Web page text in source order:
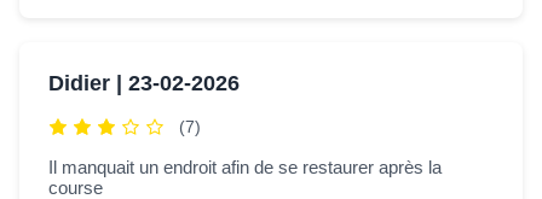
Didier | 23-02-2026
(7)
Il manquait un endroit afin de se restaurer après la
course